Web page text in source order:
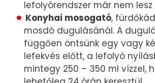
lefolyórendszer már nem
Konyhai mosogató,
mosdó dugulásánál. A
függően öntsünk egy vagy
lefekvés előtt, a lefolyó
mintegy 250 – 350 ml vízzel,